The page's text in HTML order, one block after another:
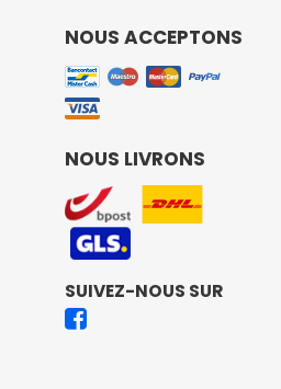
NOUS ACCEPTONS
NOUS LIVRONS
SUIVEZ-NOUS SUR